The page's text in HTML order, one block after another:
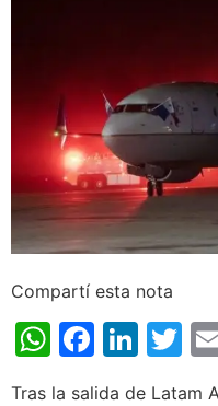
Compartí esta nota
Tras la salida de Latam